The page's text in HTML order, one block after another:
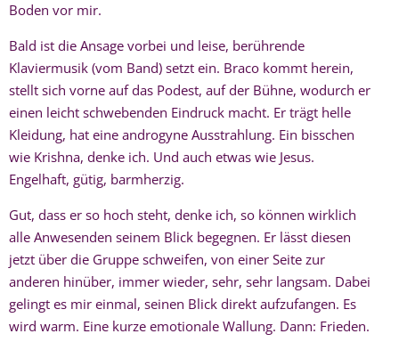
Boden vor mir.
Bald ist die Ansage vorbei und leise, berührende
Klaviermusik (vom Band) setzt ein. Braco kommt herein,
stellt sich vorne auf das Podest, auf der Bühne, wodurch er
einen leicht schwebenden Eindruck macht. Er trägt helle
Kleidung, hat eine androgyne Ausstrahlung. Ein bisschen
wie Krishna, denke ich. Und auch etwas wie Jesus.
Engelhaft, gütig, barmherzig.
Gut, dass er so hoch steht, denke ich, so können wirklich
alle Anwesenden seinem Blick begegnen. Er lässt diesen
jetzt über die Gruppe schweifen, von einer Seite zur
anderen hinüber, immer wieder, sehr, sehr langsam. Dabei
gelingt es mir einmal, seinen Blick direkt aufzufangen. Es
wird warm. Eine kurze emotionale Wallung. Dann: Frieden.